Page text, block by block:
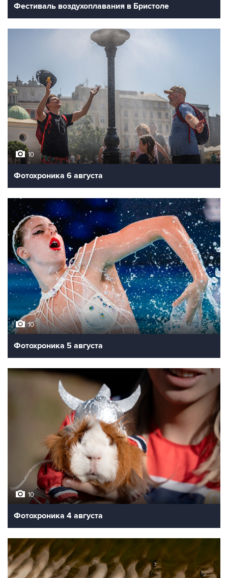
Фестиваль воздухоплавания в Бристоле
10
Фотохроника 6 августа
10
Фотохроника 5 августа
10
Фотохроника 4 августа